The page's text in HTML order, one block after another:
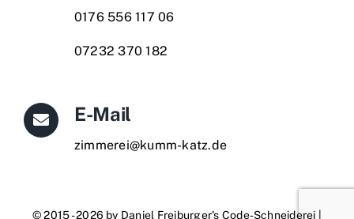
0176 556 117 06
07232 370 182
E-Mail
zimmerei@kumm-katz.de
© 2015 - 2026 by Daniel Freiburger's Code-Schneiderei